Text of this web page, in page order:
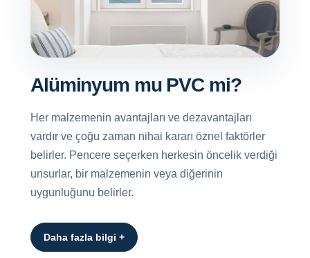
Alüminyum mu PVC mi?
Her malzemenin avantajları ve dezavantajları
vardır ve çoğu zaman nihai kararı öznel faktörler
belirler. Pencere seçerken herkesin öncelik verdiği
unsurlar, bir malzemenin veya diğerinin
uygunluğunu belirler.
Daha fazla bilgi +